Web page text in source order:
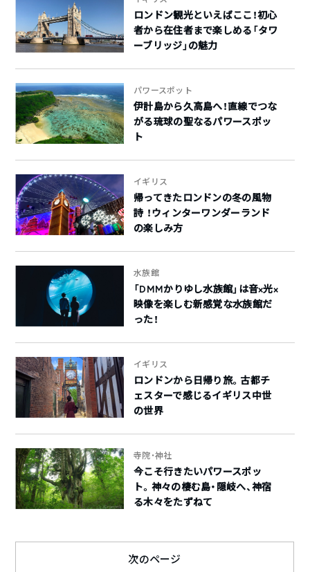
ロンドン観光といえばここ！初心
者から在住者まで楽しめる「タワ
ーブリッジ」の魅力
パワースポット
伊計島から久高島へ！直線でつな
がる琉球の聖なるパワースポッ
ト
イギリス
帰ってきたロンドンの冬の風物
詩 ！ウィンターワンダーランド
の楽しみ方
水族館
「DMMかりゆし水族館」は音×光×
映像を楽しむ新感覚な水族館だ
った！
イギリス
ロンドンから日帰り旅。古都チ
ェスターで感じるイギリス中世
の世界
寺院・神社
今こそ行きたいパワースポッ
ト。神々の棲む島・隠岐へ、神宿
る木々をたずねて
次のページ